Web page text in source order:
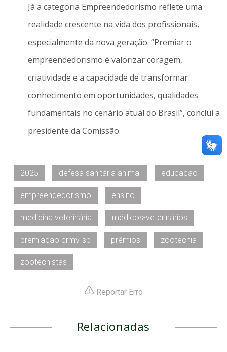
Já a categoria Empreendedorismo reflete uma
realidade crescente na vida dos profissionais,
especialmente da nova geração. “Premiar o
empreendedorismo é valorizar coragem,
criatividade e a capacidade de transformar
conhecimento em oportunidades, qualidades
fundamentais no cenário atual do Brasil”, conclui a
presidente da Comissão.
2025 defesa sanitária animal educação
empreendedorismo ensino
medicina veterinária médicos-veterinários
premiação crmv-sp prêmios zootecnia
zootecnistas
Reportar Erro
Relacionadas